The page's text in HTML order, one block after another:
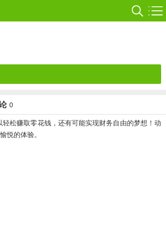
0
松赚取零花钱，还有可能实现财务自由的梦想！动
悦的体验。